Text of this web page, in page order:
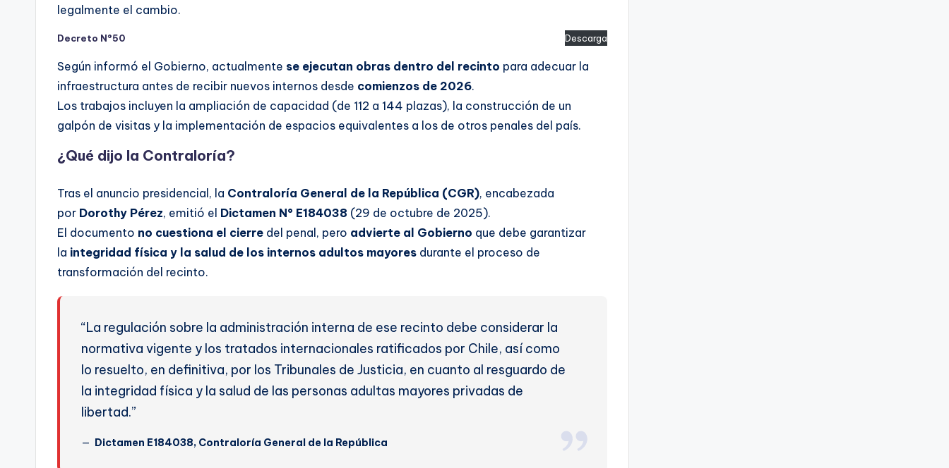
legalmente el cambio.
Decreto N°50 Descarga
Según informó el Gobierno, actualmente se ejecutan obras dentro del recinto para adecuar la
infraestructura antes de recibir nuevos internos desde comienzos de 2026.
Los trabajos incluyen la ampliación de capacidad (de 112 a 144 plazas), la construcción de un
galpón de visitas y la implementación de espacios equivalentes a los de otros penales del país.
¿Qué dijo la Contraloría?
Tras el anuncio presidencial, la Contraloría General de la República (CGR), encabezada
por Dorothy Pérez, emitió el Dictamen N° E184038 (29 de octubre de 2025).
El documento no cuestiona el cierre del penal, pero advierte al Gobierno que debe garantizar
la integridad física y la salud de los internos adultos mayores durante el proceso de
transformación del recinto.
“La regulación sobre la administración interna de ese recinto debe considerar la
normativa vigente y los tratados internacionales ratificados por Chile, así como
lo resuelto, en definitiva, por los Tribunales de Justicia, en cuanto al resguardo de
la integridad física y la salud de las personas adultas mayores privadas de
libertad.”
Dictamen E184038, Contraloría General de la República